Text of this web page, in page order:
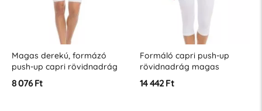
Magas derekú, formázó
push-up capri rövidnadrág
8 076 Ft
Formáló capri push-up
rövidnadrág magas
derékkal a narancsbőr ellen
14 442 Ft